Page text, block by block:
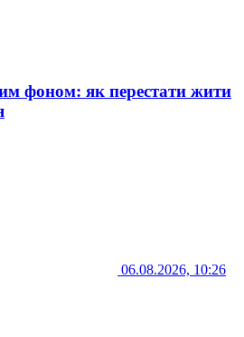
фоном: як перестати жити
06.08.2026, 10:26